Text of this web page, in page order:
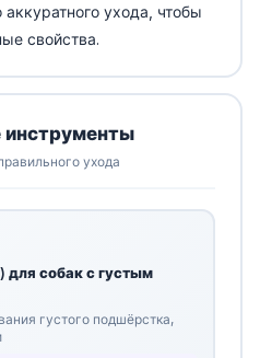
ухода, чтобы
свойства.
ухода
для собак с густым
густого подшёрстка,